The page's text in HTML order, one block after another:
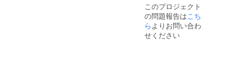
このプロジェクト
の問題報告はこち
ら よりお問い合わ
せください